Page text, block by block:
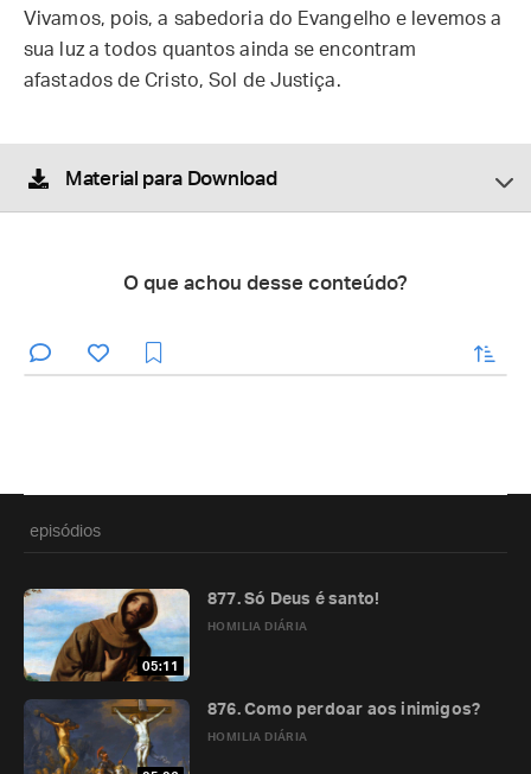
Vivamos, pois, a sabedoria do Evangelho e levemos a
sua luz a todos quantos ainda se encontram
afastados de Cristo, Sol de Justiça.
Material para Download
O que achou desse conteúdo?
enviar
episódios
05:11
HOMILIA DIÁRIA
877. Só Deus é santo!
HOMILIA DIÁRIA
876. Como perdoar aos inimigos?